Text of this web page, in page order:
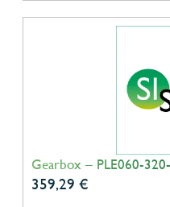
Gearbox – PLE060-
359,29 €